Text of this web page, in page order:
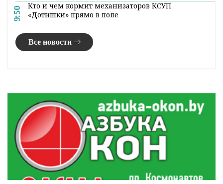
9:50
Кто и чем кормит механизаторов КСУП
«Дотишки» прямо в поле
Все новости